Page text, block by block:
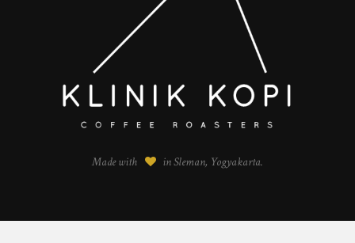
Made with in Sleman, Yogyakarta.